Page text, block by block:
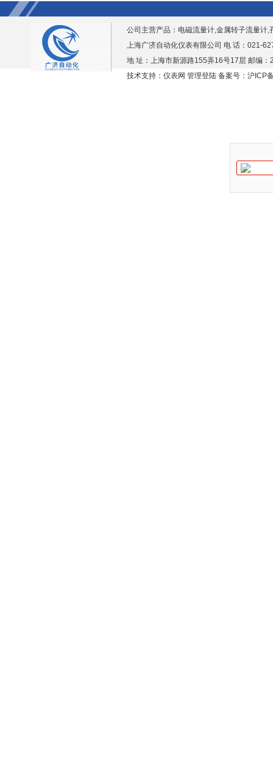
公司主营产品： 电磁流量计,金属转子流量计
上海广济自动化仪表有限公司 电 话：021-
地 址：上海市新源路155弄16号17层 邮编：
技术支持：仪表网 管理登陆 备案号：沪ICP